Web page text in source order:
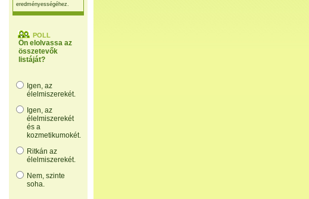
eredményességéhez.
POLL
Ön elolvassa az
összetevők
listáját?
Igen, az
élelmiszerekét.
Igen, az
élelmiszerekét
és a
kozmetikumokét.
Ritkán az
élelmiszerekét.
Nem, szinte
soha.